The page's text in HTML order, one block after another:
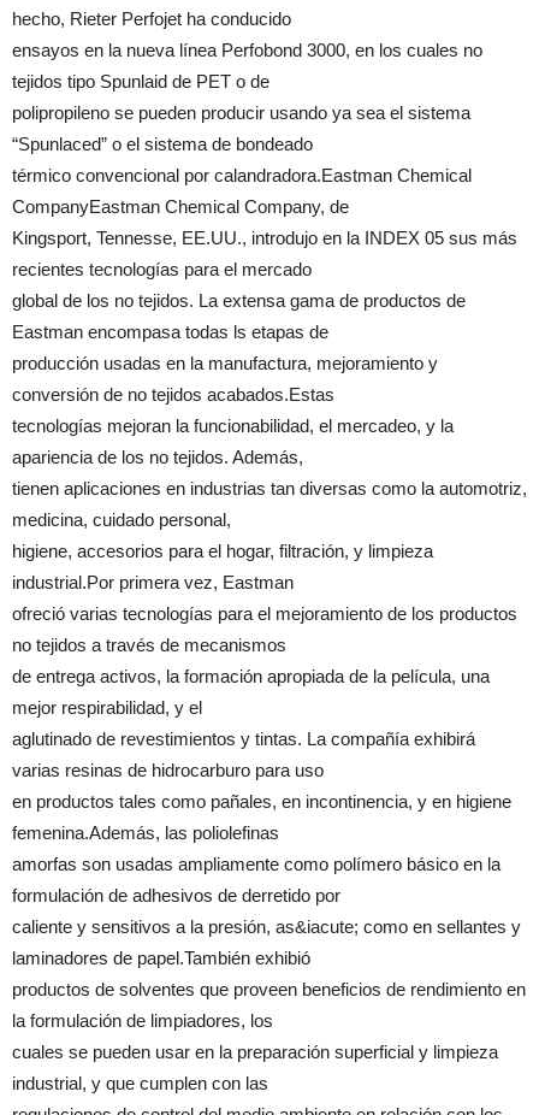
hecho, Rieter Perfojet ha conducido
ensayos en la nueva línea Perfobond 3000, en los cuales no
tejidos tipo Spunlaid de PET o de
polipropileno se pueden producir usando ya sea el sistema
“Spunlaced” o el sistema de bondeado
térmico convencional por calandradora.Eastman Chemical
CompanyEastman Chemical Company, de
Kingsport, Tennesse, EE.UU., introdujo en la INDEX 05 sus más
recientes tecnologías para el mercado
global de los no tejidos. La extensa gama de productos de
Eastman encompasa todas ls etapas de
producción usadas en la manufactura, mejoramiento y
conversión de no tejidos acabados.Estas
tecnologías mejoran la funcionabilidad, el mercadeo, y la
apariencia de los no tejidos. Además,
tienen aplicaciones en industrias tan diversas como la automotriz,
medicina, cuidado personal,
higiene, accesorios para el hogar, filtración, y limpieza
industrial.Por primera vez, Eastman
ofreció varias tecnologías para el mejoramiento de los productos
no tejidos a través de mecanismos
de entrega activos, la formación apropiada de la película, una
mejor respirabilidad, y el
aglutinado de revestimientos y tintas. La compañía exhibirá
varias resinas de hidrocarburo para uso
en productos tales como pañales, en incontinencia, y en higiene
femenina.Además, las poliolefinas
amorfas son usadas ampliamente como polímero básico en la
formulación de adhesivos de derretido por
caliente y sensitivos a la presión, as&iacute; como en sellantes y
laminadores de papel.También exhibió
productos de solventes que proveen beneficios de rendimiento en
la formulación de limpiadores, los
cuales se pueden usar en la preparación superficial y limpieza
industrial, y que cumplen con las